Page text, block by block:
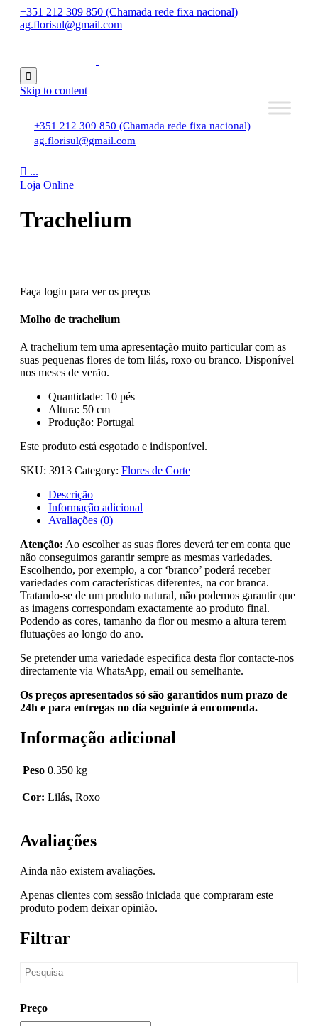
+351 212 309 850 (Chamada rede fixa nacional)
ag.florisul@gmail.com

Skip to content
+351 212 309 850 (Chamada rede fixa nacional)
ag.florisul@gmail.com
 ...
Loja Online
Trachelium
Faça login para ver os preços
Molho de trachelium
A trachelium tem uma apresentação muito particular com as
suas pequenas flores de tom lilás, roxo ou branco. Disponível
nos meses de verão.
Quantidade: 10 pés
Altura: 50 cm
Produção: Portugal
Este produto está esgotado e indisponível.
SKU: 3913 Category: Flores de Corte
Descrição
Informação adicional
Avaliações (0)
Atenção: Ao escolher as suas flores deverá ter em conta que
não conseguimos garantir sempre as mesmas variedades.
Escolhendo, por exemplo, a cor ‘branco’ poderá receber
variedades com características diferentes, na cor branca.
Tratando-se de um produto natural, não podemos garantir que
as imagens correspondam exactamente ao produto final.
Podendo as cores, tamanho da flor ou mesmo a altura terem
flutuações ao longo do ano.
Se pretender uma variedade especifica desta flor contacte-nos
directamente via WhatsApp, email ou semelhante.
Os preços apresentados só são garantidos num prazo de
24h e para entregas no dia seguinte à encomenda.
Informação adicional
Peso 0.350 kg
Cor: Lilás, Roxo
Avaliações
Ainda não existem avaliações.
Apenas clientes com sessão iniciada que compraram este
produto podem deixar opinião.
Filtrar
Preço